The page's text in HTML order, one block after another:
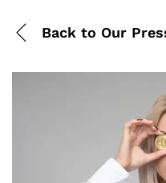
Back to Our